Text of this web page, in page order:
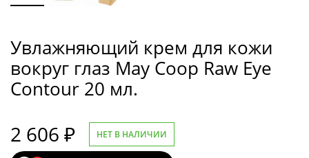
Увлажняющий крем для кожи
вокруг глаз May Coop Raw Eye
Contour 20 мл.
2 606 ₽ НЕТ В НАЛИЧИИ